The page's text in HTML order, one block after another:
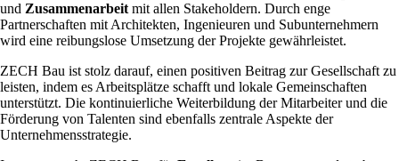
und Zusammenarbeit mit allen Stakeholdern. Durch enge
Partnerschaften mit Architekten, Ingenieuren und Subunternehmern
wird eine reibungslose Umsetzung der Projekte gewährleistet.
ZECH Bau ist stolz darauf, einen positiven Beitrag zur Gesellschaft zu
leisten, indem es Arbeitsplätze schafft und lokale Gemeinschaften
unterstützt. Die kontinuierliche Weiterbildung der Mitarbeiter und die
Förderung von Talenten sind ebenfalls zentrale Aspekte der
Unternehmensstrategie.